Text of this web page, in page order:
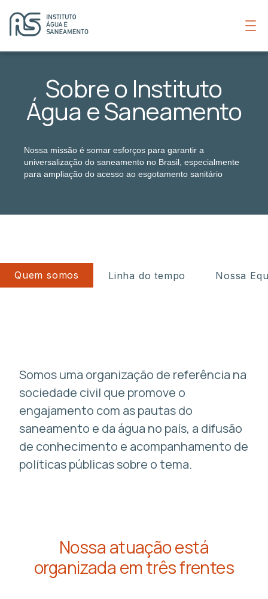
Sobre o Instituto
Água e Saneamento
Nossa missão é somar esforços para garantir a
universalização do saneamento no Brasil, especialmente
para ampliação do acesso ao esgotamento sanitário
Quem somos Linha do tempo Nossa
Somos uma organização de referência na
sociedade civil que promove o
engajamento com as pautas do
saneamento e da água no país, a difusão
de conhecimento e acompanhamento de
políticas públicas sobre o tema.
Nossa atuação está
organizada em três frentes